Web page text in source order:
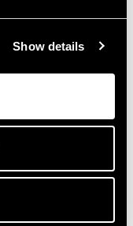
Show details